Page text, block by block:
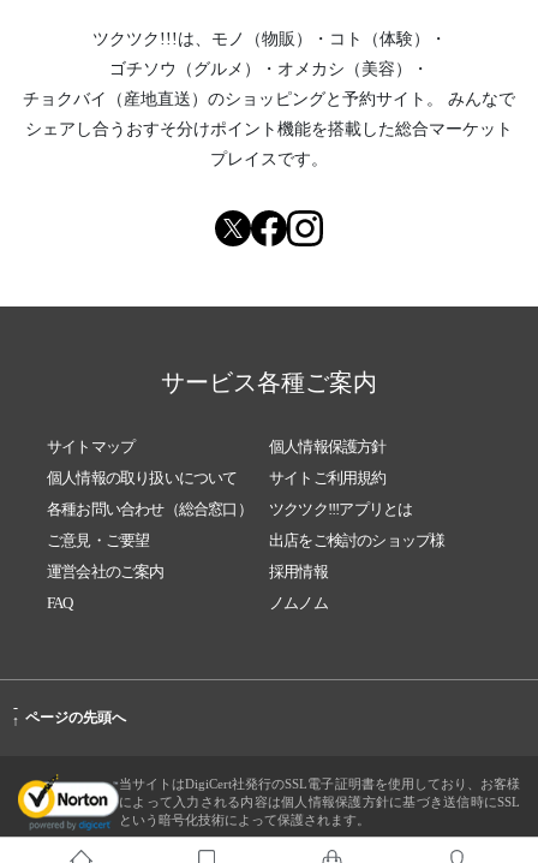
ツクツク!!!は、 モノ（物販） ・ コト（体験）
・
ゴチソウ（グルメ）
・ オメカシ（美容）
・
チョクバイ（産地直送） のショッピングと予約サイト。
みんなで
シェアし合う おすそ分けポイント機能を搭載した総合マーケット
プレイスです。
サービス各種ご案内
サイトマップ
個人情報保護方針
個人情報の取り扱いについて
サイトご利用規約
各種お問い合わせ（総合窓口）
ツクツク!!!アプリとは
ご意見・ご要望
出店をご検討のショップ様
運営会社のご案内
採用情報
FAQ
ノムノム
-
↑ ページの先頭へ
当サイトはDigiCert社発行のSSL電子証明書を使用しており、お客様
によって入力される内容は個人情報保護方針に基づき送信時にSSL
という暗号化技術によって保護されます。